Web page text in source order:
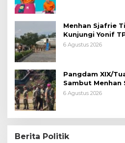
Menhan Sjafrie
Kunjungi Yonif
XIX/Tuanku
6 Agustus 2026
Pangdam XIX/
Sambut Menhan
Ada Agenda
6 Agustus 2026
Berita Politik